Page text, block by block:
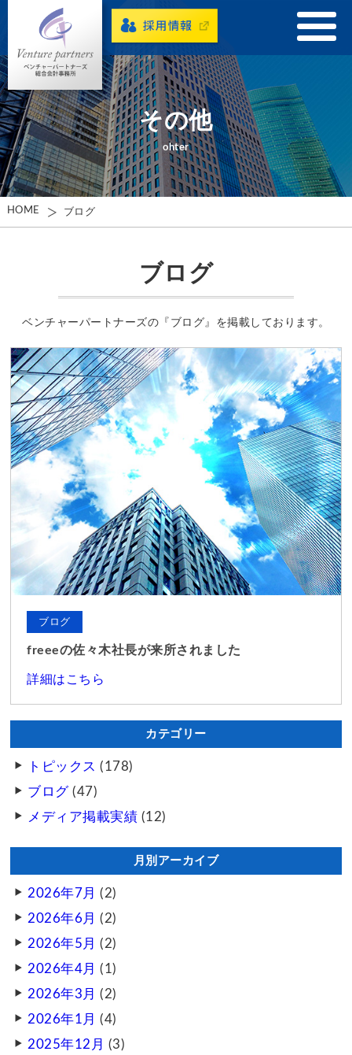
その他
ohter
HOME ブログ
ブログ
ベンチャーパートナーズの『ブログ』を掲載しております。
ブログ
freeeの佐々木社長が来所されました
詳細はこちら
カテゴリー
トピックス (178)
ブログ(47)
メディア掲載実績 (12)
月別アーカイブ
2026年7月 (2)
2026年6月 (2)
2026年5月 (2)
2026年4月 (1)
2026年3月 (2)
2026年1月 (4)
2025年12月 (3)